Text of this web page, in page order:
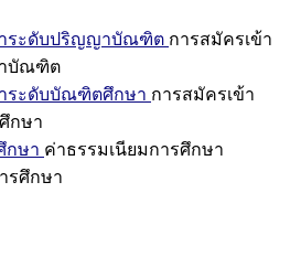
าระดับปริญญาบัณฑิต การสมัครเข้า
บัณฑิต
ระดับบัณฑิตศึกษา การสมัครเข้า
กษา
กษา ค่าธรรมเนียมการศึกษา
รศึกษา